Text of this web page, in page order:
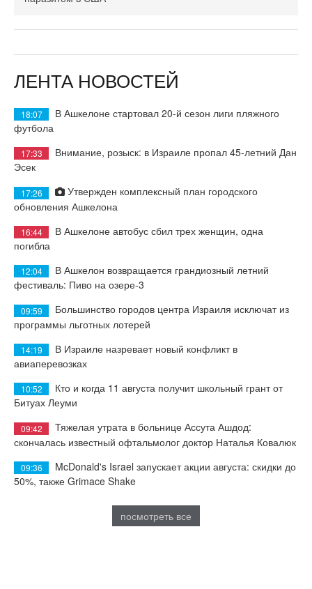
ЛЕНТА НОВОСТЕЙ
18:07
В Ашкелоне стартовал 20-й сезон лиги пляжного
футбола
17:33
Внимание, розыск: в Израиле пропал 45-летний Дан
Эсек
17:26
Утвержден комплексный план городского
обновления Ашкелона
16:44
В Ашкелоне автобус сбил трех женщин, одна
погибла
12:04
В Ашкелон возвращается грандиозный летний
фестиваль: Пиво на озере-3
09:59
Большинство городов центра Израиля исключат из
программы льготных лотерей
14:19
В Израиле назревает новый конфликт в
авиаперевозках
10:52
Кто и когда 11 августа получит школьный грант от
Битуах Леуми
09:42
Тяжелая утрата в больнице Ассута Ашдод:
скончалась известный офтальмолог доктор Наталья Ковалюк
09:36
McDonald's Israel запускает акции августа: скидки до
50%, также Grimace Shake
посмотреть все